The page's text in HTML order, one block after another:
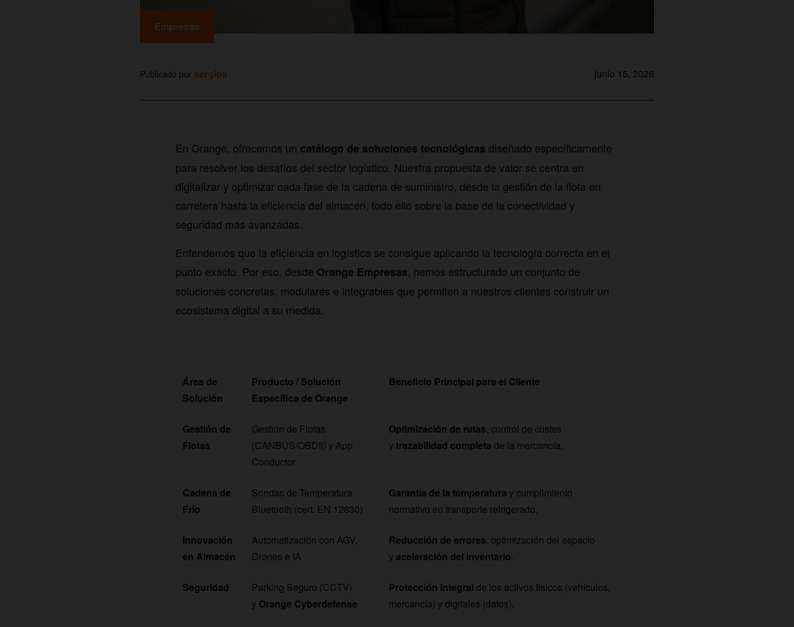
Empresas
Publicado por sergioa junio 15, 2026
En Orange, ofrecemos un catálogo de soluciones tecnológicas diseñado específicamente
para resolver los desafíos del sector logístico. Nuestra propuesta de valor se centra en
digitalizar y optimizar cada fase de la cadena de suministro, desde la gestión de la flota en
carretera hasta la eficiencia del almacén, todo ello sobre la base de la conectividad y
seguridad más avanzadas.
Entendemos que la eficiencia en logística se consigue aplicando la tecnología correcta en el
punto exacto. Por eso, desde Orange Empresas, hemos estructurado un conjunto de
soluciones concretas, modulares e integrables que permiten a nuestros clientes construir un
ecosistema digital a su medida.
Área de
Solución
Producto / Solución
Específica de Orange
Beneficio Principal para el Cliente
Gestión de
Flotas
Gestión de Flotas
(CANBUS/OBDII) y App
Conductor
Optimización de rutas, control de costes
y trazabilidad completa de la mercancía.
Cadena de
Frío
Sondas de Temperatura
Bluetooth (cert. EN 12830)
Garantía de la temperatura y cumplimiento
normativo en transporte refrigerado.
Innovación
en Almacén
Automatización con AGV,
Drones e IA
Reducción de errores, optimización del espacio
y aceleración del inventario.
Seguridad
Parking Seguro (CCTV)
y Orange Cyberdefense
Protección integral de los activos físicos (vehículos,
mercancía) y digitales (datos).